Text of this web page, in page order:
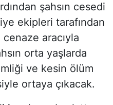
şahsın cesedi
ekipleri tarafından
aracıyla
orta yaşlarda
ve kesin ölüm
ortaya çıkacak.